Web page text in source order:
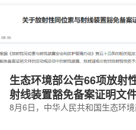
生态环境部公告66项放射
射线装置豁免备案证明文
8月6日，中华人民共和国生态环